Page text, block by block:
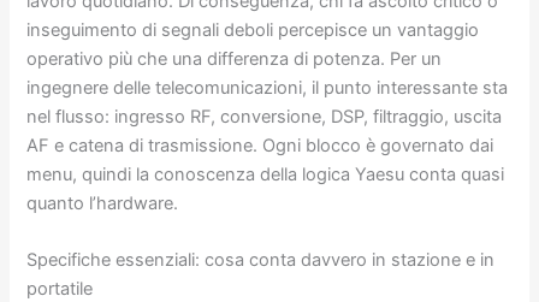
inseguimento di segnali deboli percepisce un vantaggio
operativo più che una differenza di potenza. Per un
ingegnere delle telecomunicazioni, il punto interessante sta
nel flusso: ingresso RF, conversione, DSP, filtraggio, uscita
AF e catena di trasmissione. Ogni blocco è governato dai
menu, quindi la conoscenza della logica Yaesu conta quasi
quanto l’hardware.
Specifiche essenziali: cosa conta davvero in stazione e in
portatile